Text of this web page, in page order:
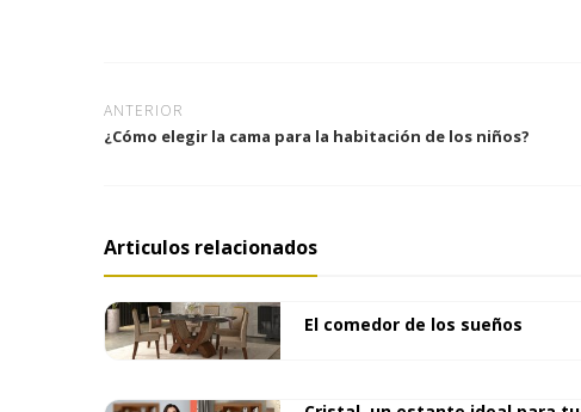
ANTERIOR
¿Cómo elegir la cama para la habitación de los niños?
Articulos relacionados
El comedor de los sueños